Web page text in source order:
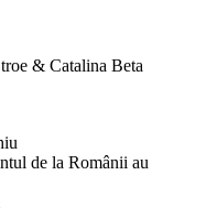
& Catalina Beta
de la Românii au